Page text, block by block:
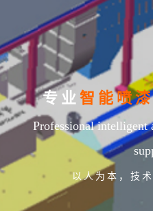
专业 智能喷
Professional intelligent
以人为本，技